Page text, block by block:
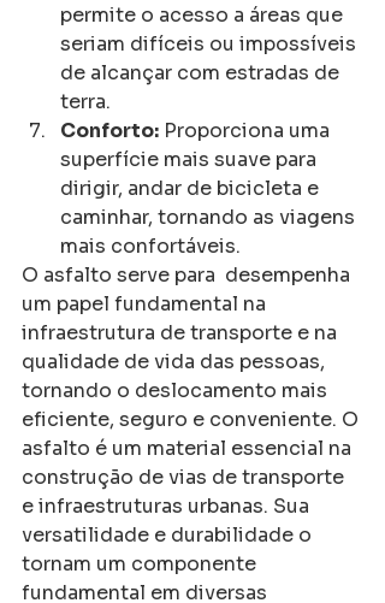
permite o acesso a áreas que
seriam difíceis ou impossíveis
de alcançar com estradas de
terra.
Conforto: Proporciona uma
superfície mais suave para
dirigir, andar de bicicleta e
caminhar, tornando as viagens
mais confortáveis.
O asfalto serve para  desempenha
um papel fundamental na
infraestrutura de transporte e na
qualidade de vida das pessoas,
tornando o deslocamento mais
eficiente, seguro e conveniente. O
asfalto é um material essencial na
construção de vias de transporte
e infraestruturas urbanas. Sua
versatilidade e durabilidade o
tornam um componente
fundamental em diversas